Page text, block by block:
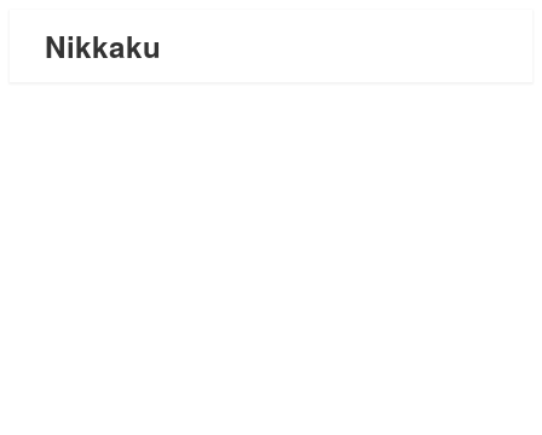
Nikkaku